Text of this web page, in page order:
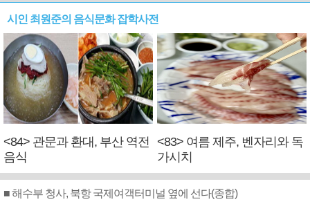
시인 최원준의 음식문화 잡학사전
<84> 관문과 환대, 부산 역전
음식
<83> 여름 제주, 벤자리와 독
가시치
■ 해수부 청사, 북항 국제여객터미널 옆에 선다(종합)